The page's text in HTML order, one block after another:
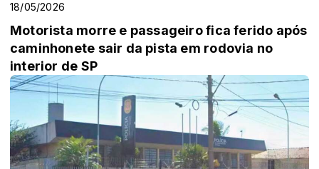
18/05/2026
Motorista morre e passageiro fica ferido após
caminhonete sair da pista em rodovia no
interior de SP